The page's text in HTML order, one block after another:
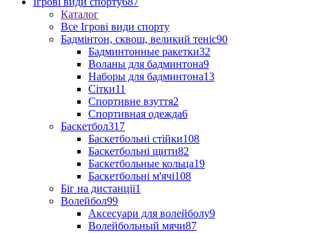
Каталог
Все Ігрові види спорту
Бадмінтон, сквош, великий теніс90
Бадминтонные ракетки32
Воланы для бадминтона9
Наборы для бадминтона13
Сітки11
Спортивне взуття2
Спортивная одежда6
Баскетбол317
Баскетбольні стійки108
Баскетбольні щити82
Баскетбольные кольца19
Баскетбольні м'ячі108
Біг на дистанції1
Волейбол99
Аксесуари для волейболу9
Волейбольный мячи87